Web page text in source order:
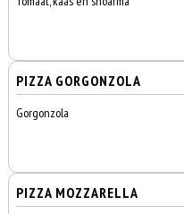
PIZZA GORGONZOLA
Gorgonzola
PIZZA MOZZARELLA